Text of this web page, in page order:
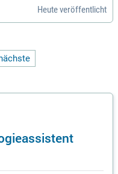
mittels Durchfl
Heute veröffentlicht